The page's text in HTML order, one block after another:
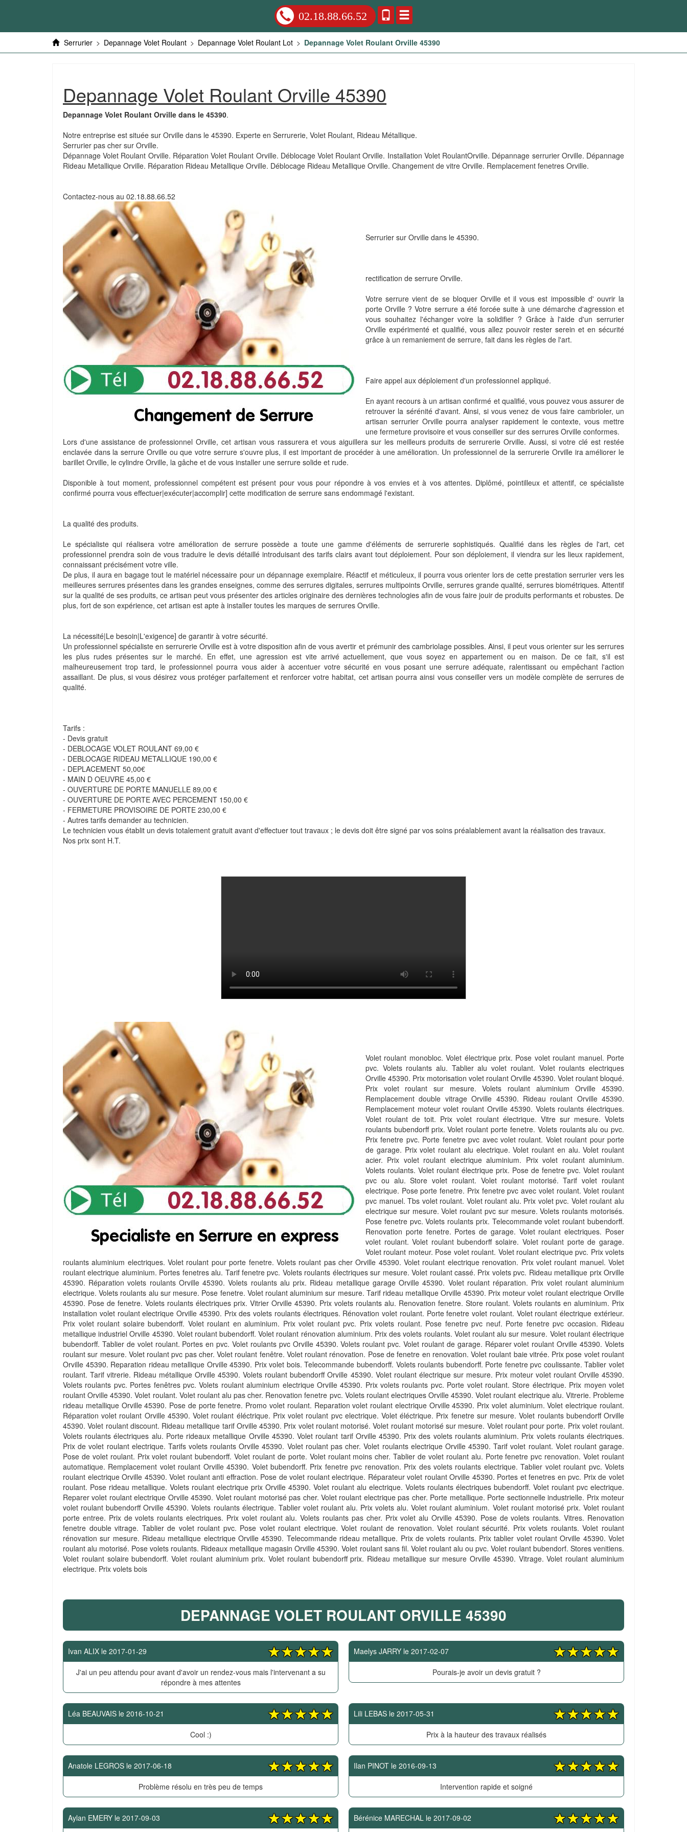
02.18.88.66.52
Serrurier > Depannage Volet Roulant > Depannage Volet Roulant Lot > Depannage Volet Roulant Orville 45390
Depannage Volet Roulant Orville 45390
Depannage Volet Roulant Orville dans le 45390.
Notre entreprise est située sur Orville dans le 45390. Experte en Serrurerie, Volet Roulant, Rideau Métallique.
Serrurier pas cher sur Orville.
Dépannage Volet Roulant Orville. Réparation Volet Roulant Orville. Déblocage Volet Roulant Orville. Installation Volet RoulantOrville. Dépannage serrurier Orville. Dépannage
Rideau Metallique Orville. Réparation Rideau Metallique Orville. Déblocage Rideau Metallique Orville. Changement de vitre Orville. Remplacement fenetres Orville.
Contactez-nous au 02.18.88.66.52
Serrurier sur Orville dans le 45390.
rectification de serrure Orville.
Votre serrure vient de se bloquer Orville et il vous est impossible d' ouvrir la
porte Orville ? Votre serrure a été forcée suite à une démarche d'agression et
vous souhaitez l'échanger voire la solidifier ? Grâce à l'aide d'un serrurier
Orville expérimenté et qualifié, vous allez pouvoir rester serein et en sécurité
grâce à un remaniement de serrure, fait dans les règles de l'art.
Faire appel aux déploiement d'un professionnel appliqué.
En ayant recours à un artisan confirmé et qualifié, vous pouvez vous assurer de
retrouver la sérénité d'avant. Ainsi, si vous venez de vous faire cambrioler, un
artisan serrurier Orville pourra analyser rapidement le contexte, vous mettre
une fermeture provisoire et vous conseiller sur des serrures Orville conformes.
Lors d'une assistance de professionnel Orville, cet artisan vous rassurera et vous aiguillera sur les meilleurs produits de serrurerie Orville. Aussi, si votre clé est restée
enclavée dans la serrure Orville ou que votre serrure s'ouvre plus, il est important de procéder à une amélioration. Un professionnel de la serrurerie Orville ira améliorer le
barillet Orville, le cylindre Orville, la gâche et de vous installer une serrure solide et rude.
Disponible à tout moment, professionnel compétent est présent pour vous pour répondre à vos envies et à vos attentes. Diplômé, pointilleux et attentif, ce spécialiste
confirmé pourra vous effectuer|exécuter|accomplir] cette modification de serrure sans endommagé l'existant.
La qualité des produits.
Le spécialiste qui réalisera votre amélioration de serrure possède a toute une gamme d'éléments de serrurerie sophistiqués. Qualifié dans les règles de l'art, cet
professionnel prendra soin de vous traduire le devis détaillé introduisant des tarifs clairs avant tout déploiement. Pour son déploiement, il viendra sur les lieux rapidement,
connaissant précisément votre ville.
De plus, il aura en bagage tout le matériel nécessaire pour un dépannage exemplaire. Réactif et méticuleux, il pourra vous orienter lors de cette prestation serrurier vers les
meilleures serrures présentes dans les grandes enseignes, comme des serrures digitales, serrures multipoints Orville, serrures grande qualité, serrures biométriques. Attentif
sur la qualité de ses produits, ce artisan peut vous présenter des articles originaire des dernières technologies afin de vous faire jouir de produits performants et robustes. De
plus, fort de son expérience, cet artisan est apte à installer toutes les marques de serrures Orville.
La nécessité|Le besoin|L'exigence] de garantir à votre sécurité.
Un professionnel spécialiste en serrurerie Orville est à votre disposition afin de vous avertir et prémunir des cambriolage possibles. Ainsi, il peut vous orienter sur les serrures
les plus rudes présentes sur le marché. En effet, une agression est vite arrivé actuellement, que vous soyez en appartement ou en maison. De ce fait, s'il est
malheureusement trop tard, le professionnel pourra vous aider à accentuer votre sécurité en vous posant une serrure adéquate, ralentissant ou empêchant l'action
assaillant. De plus, si vous désirez vous protéger parfaitement et renforcer votre habitat, cet artisan pourra ainsi vous conseiller vers un modèle complète de serrures de
qualité.
Tarifs :
- Devis gratuit
- DEBLOCAGE VOLET ROULANT 69,00 €
- DEBLOCAGE RIDEAU METALLIQUE 190,00 €
- DEPLACEMENT 50,00€
- MAIN D OEUVRE 45,00 €
- OUVERTURE DE PORTE MANUELLE 89,00 €
- OUVERTURE DE PORTE AVEC PERCEMENT 150,00 €
- FERMETURE PROVISOIRE DE PORTE 230,00 €
- Autres tarifs demander au technicien.
Le technicien vous établit un devis totalement gratuit avant d'effectuer tout travaux ; le devis doit être signé par vos soins préalablement avant la réalisation des travaux.
Nos prix sont H.T.
Volet roulant monobloc. Volet électrique prix. Pose volet roulant manuel. Porte
pvc. Volets roulants alu. Tablier alu volet roulant. Volet roulants electriques
Orville 45390. Prix motorisation volet roulant Orville 45390. Volet roulant bloqué.
Prix volet roulant sur mesure. Volets roulant aluminium Orville 45390.
Remplacement double vitrage Orville 45390. Rideau roulant Orville 45390.
Remplacement moteur volet roulant Orville 45390. Volets roulants électriques.
Volet roulant de toit. Prix volet roulant électrique. Vitre sur mesure. Volets
roulants bubendorff prix. Volet roulant porte fenetre. Volets roulants alu ou pvc.
Prix fenetre pvc. Porte fenetre pvc avec volet roulant. Volet roulant pour porte
de garage. Prix volet roulant alu electrique. Volet roulant en alu. Volet roulant
acier. Prix volet roulant electrique aluminium. Prix volet roulant aluminium.
Volets roulants. Volet roulant électrique prix. Pose de fenetre pvc. Volet roulant
pvc ou alu. Store volet roulant. Volet roulant motorisé. Tarif volet roulant
electrique. Pose porte fenetre. Prix fenetre pvc avec volet roulant. Volet roulant
pvc manuel. Tbs volet roulant. Volet roulant alu. Prix volet pvc. Volet roulant alu
electrique sur mesure. Volet roulant pvc sur mesure. Volets roulants motorisés.
Pose fenetre pvc. Volets roulants prix. Telecommande volet roulant bubendorff.
Renovation porte fenetre. Portes de garage. Volet roulant electriques. Poser
volet roulant. Volet roulant bubendorff solaire. Volet roulant porte de garage.
Volet roulant moteur. Pose volet roulant. Volet roulant electrique pvc. Prix volets
roulants aluminium electriques. Volet roulant pour porte fenetre. Volets roulant pas cher Orville 45390. Volet roulant electrique renovation. Prix volet roulant manuel. Volet
roulant electrique aluminium. Portes fenetres alu. Tarif fenetre pvc. Volets roulants électriques sur mesure. Volet roulant cassé. Prix volets pvc. Rideau metallique prix Orville
45390. Réparation volets roulants Orville 45390. Volets roulants alu prix. Rideau metallique garage Orville 45390. Volet roulant réparation. Prix volet roulant aluminium
electrique. Volets roulants alu sur mesure. Pose fenetre. Volet roulant aluminium sur mesure. Tarif rideau metallique Orville 45390. Prix moteur volet roulant electrique Orville
45390. Pose de fenetre. Volets roulants électriques prix. Vitrier Orville 45390. Prix volets roulants alu. Renovation fenetre. Store roulant. Volets roulants en aluminium. Prix
installation volet roulant electrique Orville 45390. Prix des volets roulants électriques. Rénovation volet roulant. Porte fenetre volet roulant. Volet roulant électrique extérieur.
Prix volet roulant solaire bubendorff. Volet roulant en aluminium. Prix volet roulant pvc. Prix volets roulant. Pose fenetre pvc neuf. Porte fenetre pvc occasion. Rideau
metallique industriel Orville 45390. Volet roulant bubendorff. Volet roulant rénovation aluminium. Prix des volets roulants. Volet roulant alu sur mesure. Volet roulant électrique
bubendorff. Tablier de volet roulant. Portes en pvc. Volet roulants pvc Orville 45390. Volets roulant pvc. Volet roulant de garage. Réparer volet roulant Orville 45390. Volets
roulant sur mesure. Volet roulant pvc pas cher. Volet roulant fenêtre. Volet roulant rénovation. Pose de fenetre en renovation. Volet roulant baie vitrée. Prix pose volet roulant
Orville 45390. Reparation rideau metallique Orville 45390. Prix volet bois. Telecommande bubendorff. Volets roulants bubendorff. Porte fenetre pvc coulissante. Tablier volet
roulant. Tarif vitrerie. Rideau métallique Orville 45390. Volets roulant bubendorff Orville 45390. Volet roulant électrique sur mesure. Prix moteur volet roulant Orville 45390.
Volets roulants pvc. Portes fenêtres pvc. Volets roulant aluminium electrique Orville 45390. Prix volets roulants pvc. Porte volet roulant. Store électrique. Prix moyen volet
roulant Orville 45390. Volet roulant. Volet roulant alu pas cher. Renovation fenetre pvc. Volets roulant electriques Orville 45390. Volet roulant electrique alu. Vitrerie. Probleme
rideau metallique Orville 45390. Pose de porte fenetre. Promo volet roulant. Reparation volet roulant electrique Orville 45390. Prix volet aluminium. Volet electrique roulant.
Réparation volet roulant Orville 45390. Volet roulant éléctrique. Prix volet roulant pvc electrique. Volet éléctrique. Prix fenetre sur mesure. Volet roulants bubendorff Orville
45390. Volet roulant discount. Rideau metallique tarif Orville 45390. Prix volet roulant motorisé. Volet roulant motorisé sur mesure. Volet roulant pour porte. Prix volet roulant.
Volets roulants électriques alu. Porte rideaux metallique Orville 45390. Volet roulant tarif Orville 45390. Prix des volets roulants aluminium. Prix volets roulants électriques.
Prix de volet roulant electrique. Tarifs volets roulants Orville 45390. Volet roulant pas cher. Volet roulants electrique Orville 45390. Tarif volet roulant. Volet roulant garage.
Pose de volet roulant. Prix volet roulant bubendorff. Volet roulant de porte. Volet roulant moins cher. Tablier de volet roulant alu. Porte fenetre pvc renovation. Volet roulant
automatique. Remplacement volet roulant Orville 45390. Volet bubendorff. Prix fenetre pvc renovation. Prix des volets roulants electrique. Tablier volet roulant pvc. Volets
roulant electrique Orville 45390. Volet roulant anti effraction. Pose de volet roulant electrique. Réparateur volet roulant Orville 45390. Portes et fenetres en pvc. Prix de volet
roulant. Pose rideau metallique. Volets roulant electrique prix Orville 45390. Volet roulant alu electrique. Volets roulants électriques bubendorff. Volet roulant pvc electrique.
Reparer volet roulant electrique Orville 45390. Volet roulant motorisé pas cher. Volet roulant electrique pas cher. Porte metallique. Porte sectionnelle industrielle. Prix moteur
volet roulant bubendorff Orville 45390. Volets roulants électrique. Tablier volet roulant alu. Prix volets alu. Volet roulant aluminium. Volet roulant motorisé prix. Volet roulant
porte entree. Prix de volets roulants electriques. Prix volet roulant alu. Volets roulants pas cher. Prix volet alu Orville 45390. Pose de volets roulants. Vitres. Renovation
fenetre double vitrage. Tablier de volet roulant pvc. Pose volet roulant electrique. Volet roulant de renovation. Volet roulant sécurité. Prix volets roulants. Volet roulant
rénovation sur mesure. Rideau metallique electrique Orville 45390. Telecommande rideau metallique. Prix de volets roulants. Prix tablier volet roulant Orville 45390. Volet
roulant alu motorisé. Pose volets roulants. Rideaux metallique magasin Orville 45390. Volet roulant sans fil. Volet roulant alu ou pvc. Volet roulant bubendorf. Stores venitiens.
Volet roulant solaire bubendorff. Volet roulant aluminium prix. Volet roulant bubendorff prix. Rideau metallique sur mesure Orville 45390. Vitrage. Volet roulant aluminium
electrique. Prix volets bois
DEPANNAGE VOLET ROULANT ORVILLE 45390
Ivan ALIX le 2017-01-29
J'ai un peu attendu pour avant d'avoir un rendez-vous mais l'intervenant a su
répondre à mes attentes
Maelys JARRY le 2017-02-07
Pourais-je avoir un devis gratuit ?
Léa BEAUVAIS le 2016-10-21
Cool :)
Lili LEBAS le 2017-05-31
Prix à la hauteur des travaux réalisés
Anatole LEGROS le 2017-06-18
Problème résolu en très peu de temps
Ilan PINOT le 2016-09-13
Intervention rapide et soigné
Aylan EMERY le 2017-09-03 Bérénice MARECHAL le 2017-09-02